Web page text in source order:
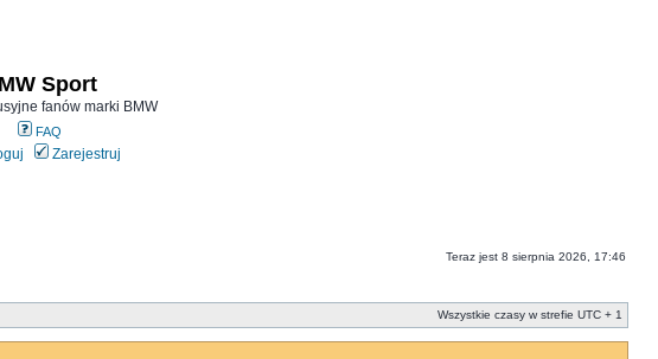
Sport
fanów marki BMW
FAQ
Zarejestruj
Teraz jest 8 sierpnia 2026, 17:46
Wszystkie czasy w strefie UTC + 1